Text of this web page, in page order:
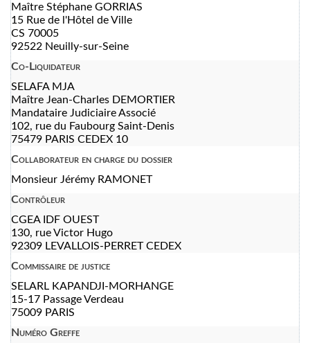
Maître Stéphane GORRIAS
15 Rue de l'Hôtel de Ville
CS 70005
92522 Neuilly-sur-Seine
Co-Liquidateur
SELAFA MJA
Maître Jean-Charles DEMORTIER
Mandataire Judiciaire Associé
102, rue du Faubourg Saint-Denis
75479 PARIS CEDEX 10
Collaborateur en charge du dossier
Monsieur Jérémy RAMONET
Contrôleur
CGEA IDF OUEST
130, rue Victor Hugo
92309 LEVALLOIS-PERRET CEDEX
Commissaire de justice
SELARL KAPANDJI-MORHANGE
15-17 Passage Verdeau
75009 PARIS
Numéro Greffe